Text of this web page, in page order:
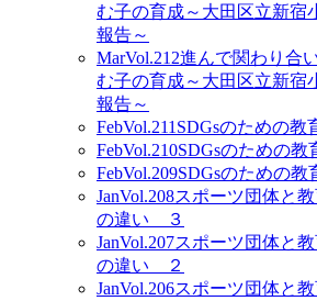
む子の育成～大田区立新宿
報告～
MarVol.212進んで関わり合
む子の育成～大田区立新宿
報告～
FebVol.211 SDGsのための
FebVol.210SDGsのための
FebVol.209SDGsのための
JanVol.208スポーツ団体と
の違い ３
JanVol.207スポーツ団体と
の違い ２
JanVol.206スポーツ団体と